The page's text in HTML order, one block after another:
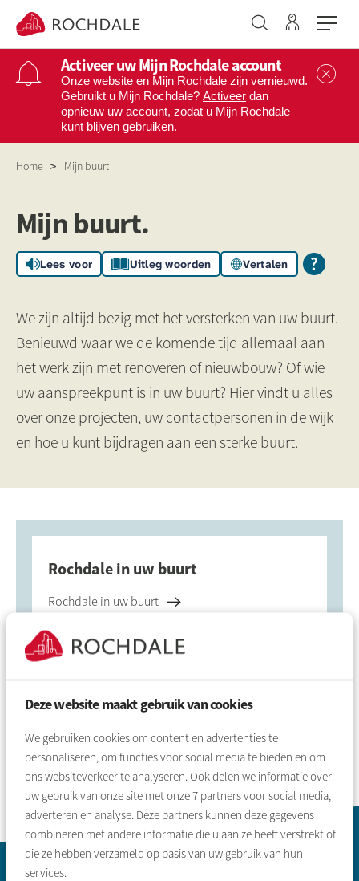
Deze website maakt gebruik van cookies
We gebruiken cookies om content en advertenties te
personaliseren, om functies voor social media te bieden en om
ons websiteverkeer te analyseren. Ook delen we informatie over
uw gebruik van onze site met onze7 partners voor social media,
adverteren en analyse. Deze partners kunnen deze gegevens
combineren met andere informatie die u aan ze heeft verstrekt of
die ze hebben verzameld op basis van uw gebruik van hun
services.
Naar hoofdinhoud
Naar hoofdnavigatiemenu
Naar zoeken
Naar de homepage Ga naar
Activeer uw Mijn Rochdale account
Onze website en Mijn Rochdale zijn vernieuwd.
Gebruikt u Mijn Rochdale? Activeer dan
opnieuw uw account, zodat u Mijn Rochdale
kunt blijven gebruiken.
Home Mijn buurt
Mijn buurt
Mijn buurt.
Lees voor Uitleg woorden Vertalen
We zijn altijd bezig met het versterken van uw buurt.
Benieuwd waar we de komende tijd allemaal aan
het werk zijn met renoveren of nieuwbouw? Of wie
uw aanspreekpunt is in uw buurt? Hier vindt u alles
over onze projecten, uw contactpersonen in de wijk
en hoe u kunt bijdragen aan een sterke buurt.
Rochdale in uw buurt
Rochdale in uw buurt
Renovatie, sloop & nieuwbouw
Projectoverzicht
Contactinformatie